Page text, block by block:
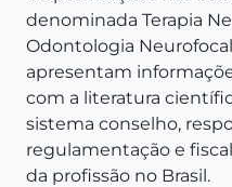
denominada Terapia
Odontologia
apresentam
com a literatura
sistema conselho,
regulamentação e
da profissão no Brasil.